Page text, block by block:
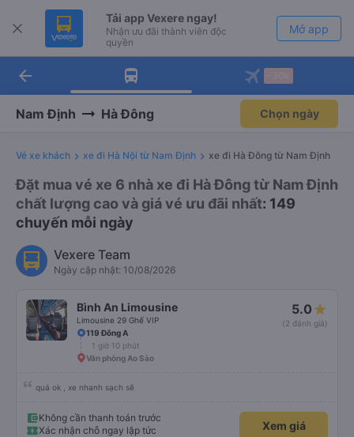
Tải app Vexere ngay!
Nhận ưu đãi thành viên độc
quyền
Mở app
Tải app Vexere
-30k/ghế khi đặt vé máy bay qua
Mở app
arrow_back
Nam Định Hà Đông Chọn ngày
Vé xe khách xe đi Hà Nội từ Nam Định xe đi Hà Đông từ Nam Định
Đặt mua vé xe 6 nhà xe đi Hà Đông từ Nam Định
chất lượng cao và giá vé ưu đãi nhất: 149
chuyến mỗi ngày
Vexere Team
Ngày cập nhật: 10/08/2026
Bình An Limousine
Limousine 29 Ghế VIP
5.0
(2 đánh giá)
119 Đông A
1 giờ 10 phút
Văn phòng Ao Sào
quá ok , xe nhanh sạch sẽ
Không cần thanh toán trước
Xác nhận chỗ ngay lập tức
Xem giá